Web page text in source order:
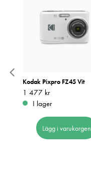
Kodak Pixpro FZ45 Vit
Pris:1 477 kr
1 477 kr
I lager
Lägg i varukorgen